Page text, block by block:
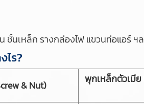
ชั้นเหล็ก รางกล่องไฟ แขวนท่อแอร์ ฯ
ร?
& Nut)
พุกเหล็กตัวเมี